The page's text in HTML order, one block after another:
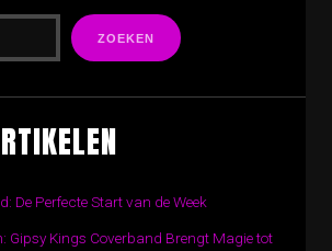
ZOEKEN
De Perfecte Start van de Week
Gipsy Kings Coverband Brengt Magie tot